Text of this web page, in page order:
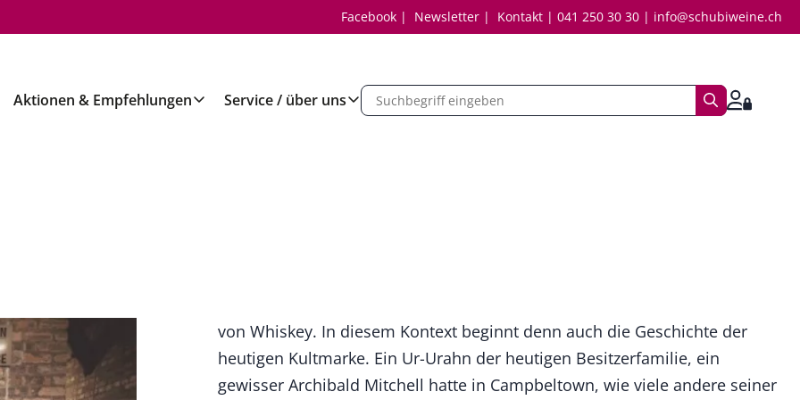
Facebook Newsletter Kontakt 041 250 30 30 info@schubiweine.ch
Aktionen & Empfehlungen Service / über uns
von Whiskey. In diesem Kontext beginnt denn auch die Geschichte der
heutigen Kultmarke. Ein Ur-Urahn der heutigen Besitzerfamilie, ein
gewisser Archibald Mitchell hatte in Campbeltown, wie viele andere seiner